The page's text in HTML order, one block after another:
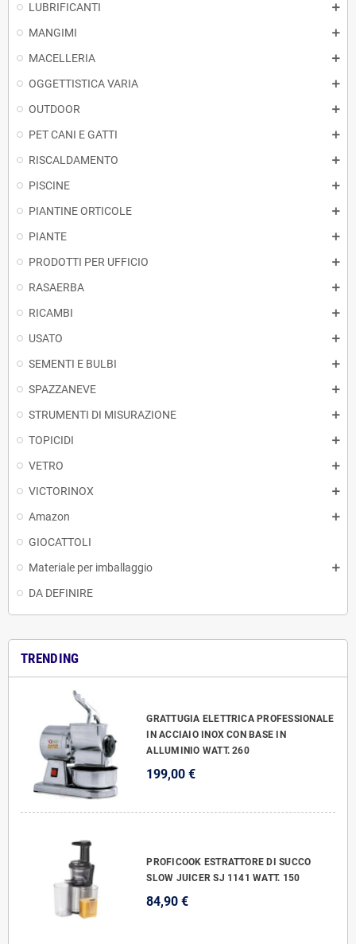
LUBRIFICANTI
MANGIMI
MACELLERIA
OGGETTISTICA VARIA
OUTDOOR
PET CANI E GATTI
RISCALDAMENTO
PISCINE
PIANTINE ORTICOLE
PIANTE
PRODOTTI PER UFFICIO
RASAERBA
RICAMBI
USATO
SEMENTI E BULBI
SPAZZANEVE
STRUMENTI DI MISURAZIONE
TOPICIDI
VETRO
VICTORINOX
Amazon
GIOCATTOLI
Materiale per imballaggio
DA DEFINIRE
TRENDING
GRATTUGIA ELETTRICA PROFESSIONALE
IN ACCIAIO INOX CON BASE IN
ALLUMINIO WATT. 260
199,00 €
PROFICOOK ESTRATTORE DI SUCCO
SLOW JUICER SJ 1141 WATT. 150
84,90 €